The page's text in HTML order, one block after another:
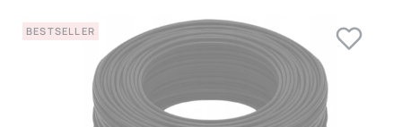
BESTSELLER